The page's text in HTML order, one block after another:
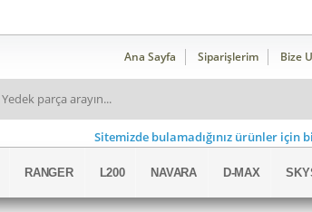
Ana Sayfa Siparişlerim Bize
Sitemizde bulamadığınız ürünler için
RANGER L200 NAVARA D-MAX